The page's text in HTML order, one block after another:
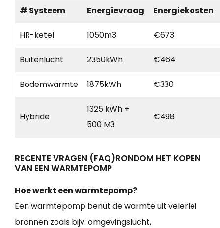
# Systeem Energievraag Energiekosten
HR-ketel 1050m3 €673
Buitenlucht 2350kWh €464
Bodemwarmte 1875kWh €330
Hybride
1325 kWh +
500 M3
€498
RECENTE VRAGEN (FAQ)RONDOM HET KOPEN
VAN EEN WARMTEPOMP
Hoe werkt een warmtepomp?
Een warmtepomp benut de warmte uit velerlei
bronnen zoals bijv. omgevingslucht,